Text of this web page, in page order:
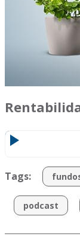
Tags:
podcast